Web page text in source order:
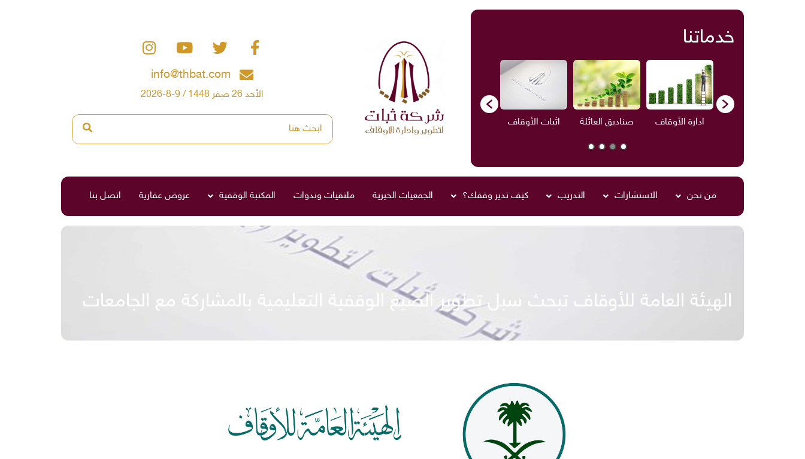
خدماتنا
ادارة الأوقاف صناديق العائلة اثبات الأوقاف الاستشارات ادارة الأوقاف صناديق العائلة
info@thbat.com
الأحد 26 صفر 1448 / 9-8-2026
من نحن الاستشارات التدريب كيف تدير وقفك؟ الجمعيات الخيرية ملتقيات وندوات المكتبة الوقفية عروض عقارية اتصل بنا
الهيئة العامة للأوقاف تبحث سبل تطوير الصيغ الوقفية التعليمية بالمشاركة مع الجامعات